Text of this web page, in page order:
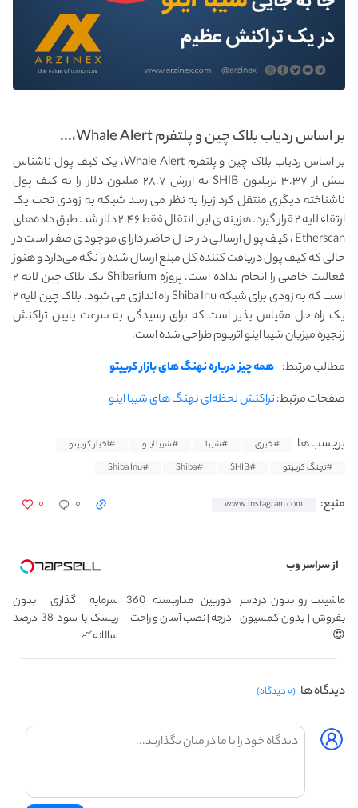
بر اساس ردیاب بلاک چین و پلتفرم Whale Alert،...
بر اساس ردیاب بلاک چین و پلتفرم Whale Alert، یک کیف پول ناشناس
بیش از ۳.۳۷ تریلیون SHIB به ارزش ۲۸.۷ میلیون دلار را به کیف پول
ناشناخته دیگری منتقل کرد زیرا به نظر می رسد شبکه به زودی تحت یک
ارتقاء لایه ۲ قرار گیرد. هزینه ی این انتقال فقط ۲.۴۶ دلار شد. طبق داده‌های
Etherscan، کیف پول ارسالی در حال حاضر دارای موجودی صفر است در
حالی که کیف پول دریافت کننده کل مبلغ ارسال شده را نگه می‌دارد و هنوز
فعالیت خاصی را انجام نداده است. پروژه Shibarium یک بلاک چین لایه ۲
است که به زودی برای شبکه Shiba Inu راه اندازی می شود. بلاک چین لایه ۲
یک راه حل مقیاس پذیر است که برای رسیدگی به سرعت پایین تراکنش
زنجیره میزبان شیبا اینو اتریوم طراحی شده است.
مطالب مرتبط: همه چیز درباره نهنگ های بازار کریپتو
صفحات مرتبط:تراکنش لحظه‌ای نهنگ های شیبا اینو
برچسب ها #خبری #شیبا #شیبا اینو
#اخبار کریپتو
#نهنگ کریپتو
#SHIB
#Shiba
#Shiba Inu
منبع: www.instagram.com ۰ ۰
از سراسر وب
ماشینت رو بدون دردسر
بفروش | بدون کمسیون
😍
دوربین مداربسته 360
درجه | نصب آسان و راحت
سرمایه گذاری بدون
ریسک با سود 38 درصد
سالانه📈
دیدگاه ها (۰ دیدگاه)